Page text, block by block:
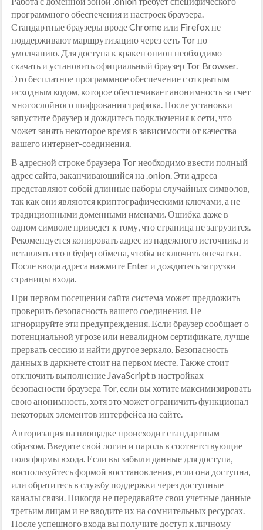
программного обеспечения и настроек браузера.
Стандартные браузеры вроде Chrome или Firefox не
поддерживают маршрутизацию через сеть Tor по
умолчанию. Для доступа к кракен онион необходимо
скачать и установить официальный браузер Tor Browser.
Это бесплатное программное обеспечение с открытым
исходным кодом, которое обеспечивает анонимность за счет
многослойного шифрования трафика. После установки
запустите браузер и дождитесь подключения к сети, что
может занять некоторое время в зависимости от качества
вашего интернет-соединения.
В адресной строке браузера Tor необходимо ввести полный
адрес сайта, заканчивающийся на .onion. Эти адреса
представляют собой длинные наборы случайных символов,
так как они являются криптографическими ключами, а не
традиционными доменными именами. Ошибка даже в
одном символе приведет к тому, что страница не загрузится.
Рекомендуется копировать адрес из надежного источника и
вставлять его в буфер обмена, чтобы исключить опечатки.
После ввода адреса нажмите Enter и дождитесь загрузки
страницы входа.
При первом посещении сайта система может предложить
проверить безопасность вашего соединения. Не
игнорируйте эти предупреждения. Если браузер сообщает о
потенциальной угрозе или невалидном сертификате, лучше
прервать сессию и найти другое зеркало. Безопасность
данных в даркнете стоит на первом месте. Также стоит
отключить выполнение JavaScript в настройках
безопасности браузера Tor, если вы хотите максимизировать
свою анонимность, хотя это может ограничить функционал
некоторых элементов интерфейса на сайте.
Авторизация на площадке происходит стандартным
образом. Введите свой логин и пароль в соответствующие
поля формы входа. Если вы забыли данные для доступа,
воспользуйтесь формой восстановления, если она доступна,
или обратитесь в службу поддержки через доступные
каналы связи. Никогда не передавайте свои учетные данные
третьим лицам и не вводите их на сомнительных ресурсах.
После успешного входа вы получите доступ к личному